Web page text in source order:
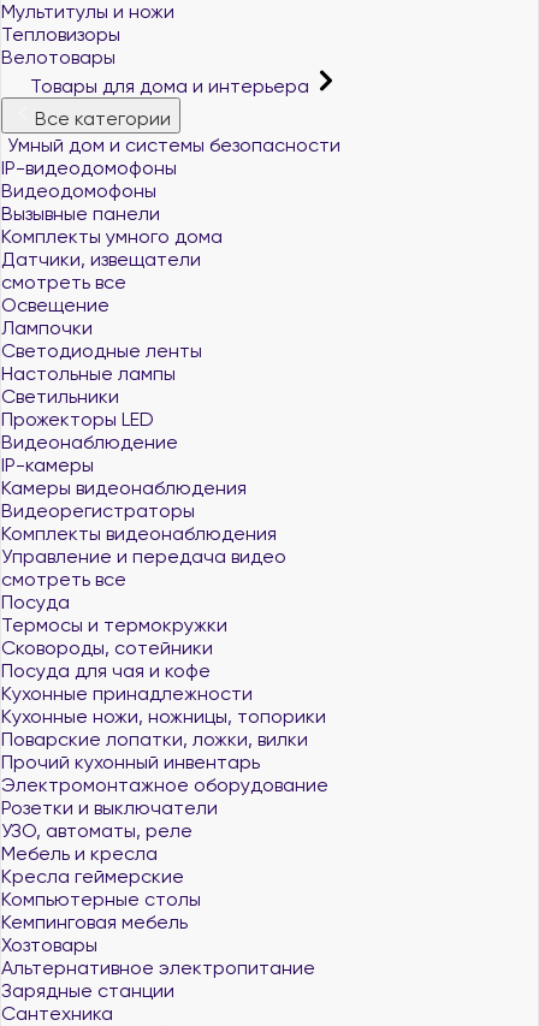
Мультитулы и ножи
Тепловизоры
Велотовары
Товары для дома и интерьера
Все категории
Умный дом и системы безопасности
IP-видеодомофоны
Видеодомофоны
Вызывные панели
Комплекты умного дома
Датчики, извещатели
смотреть все
Освещение
Лампочки
Светодиодные ленты
Настольные лампы
Светильники
Прожекторы LED
Видеонаблюдение
IP-камеры
Камеры видеонаблюдения
Видеорегистраторы
Комплекты видеонаблюдения
Управление и передача видео
смотреть все
Посуда
Термосы и термокружки
Сковороды, сотейники
Посуда для чая и кофе
Кухонные принадлежности
Кухонные ножи, ножницы, топорики
Поварские лопатки, ложки, вилки
Прочий кухонный инвентарь
Электромонтажное оборудование
Розетки и выключатели
УЗО, автоматы, реле
Мебель и кресла
Кресла геймерские
Компьютерные столы
Кемпинговая мебель
Хозтовары
Альтернативное электропитание
Зарядные станции
Сантехника